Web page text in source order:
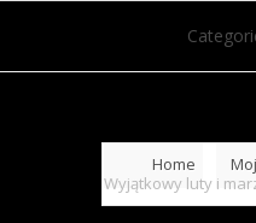
Home
Wyjątkowy luty i